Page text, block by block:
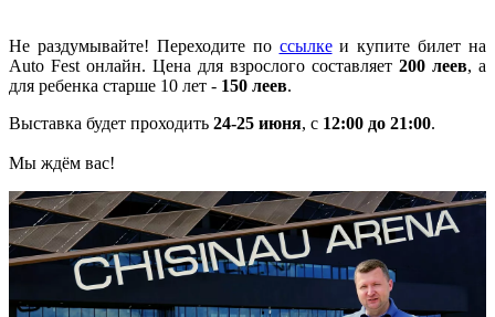
Не раздумывайте! Переходите по ссылкеи купите билет на
Auto Fest онлайн. Цена для взрослого составляет 200 леев, а
для ребенка старше 10 лет - 150 леев.
Выставка будет проходить 24-25 июня, с 12:00 до 21:00.
Мы ждём вас!